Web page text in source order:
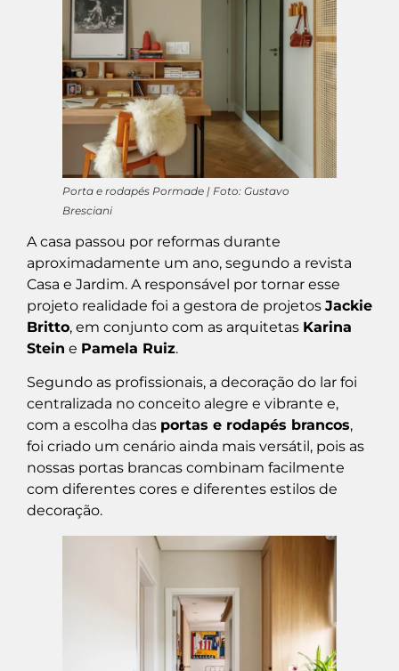
Porta e rodapés Pormade | Foto: Gustavo
Bresciani
A casa passou por reformas durante
aproximadamente um ano, segundo a revista
Casa e Jardim. A responsável por tornar esse
projeto realidade foi a gestora de projetos Jackie
Britto, em conjunto com as arquitetas Karina
Stein e Pamela Ruiz.
Segundo as profissionais, a decoração do lar foi
centralizada no conceito alegre e vibrante e,
com a escolha das portas e rodapés brancos,
foi criado um cenário ainda mais versátil, pois as
nossas portas brancas combinam facilmente
com diferentes cores e diferentes estilos de
decoração.